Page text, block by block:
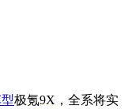
极氪9X，全系将实